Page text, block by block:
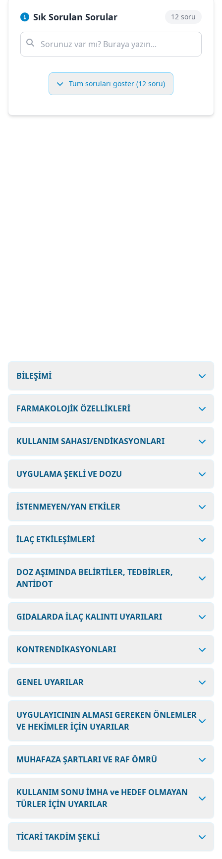
Sık Sorulan Sorular 12 soru
Tüm soruları göster (12 soru)
BİLEŞİMİ
FARMAKOLOJİK ÖZELLİKLERİ
KULLANIM SAHASI/ENDİKASYONLARI
UYGULAMA ŞEKLİ VE DOZU
İSTENMEYEN/YAN ETKİLER
İLAÇ ETKİLEŞİMLERİ
DOZ AŞIMINDA BELİRTİLER, TEDBİRLER,
ANTİDOT
GIDALARDA İLAÇ KALINTI UYARILARI
KONTRENDİKASYONLARI
GENEL UYARILAR
UYGULAYICININ ALMASI GEREKEN ÖNLEMLER
VE HEKİMLER İÇİN UYARILAR
MUHAFAZA ŞARTLARI VE RAF ÖMRÜ
KULLANIM SONU İMHA ve HEDEF OLMAYAN
TÜRLER İÇİN UYARILAR
TİCARİ TAKDİM ŞEKLİ